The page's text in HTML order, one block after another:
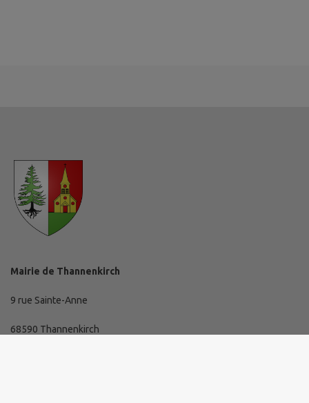
Mairie de Thannenkirch
9 rue Sainte-Anne
68590 Thannenkirch